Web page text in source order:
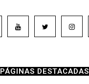
PÁGINAS DESTACADAS